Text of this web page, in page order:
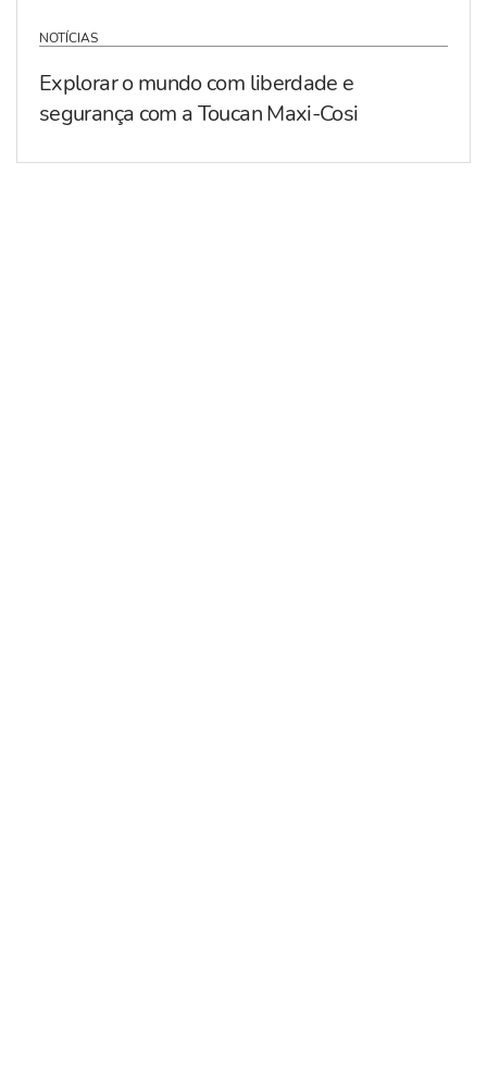
NOTÍCIAS
Explorar o mundo com liberdade e
segurança com a Toucan Maxi-Cosi